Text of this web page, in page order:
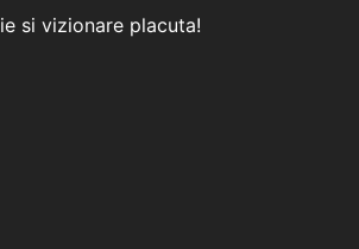
si vizionare placuta!